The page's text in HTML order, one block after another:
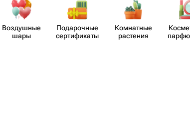
Воздушные
шары
Пода​рочные
серти​фикаты
Комнатные
растения